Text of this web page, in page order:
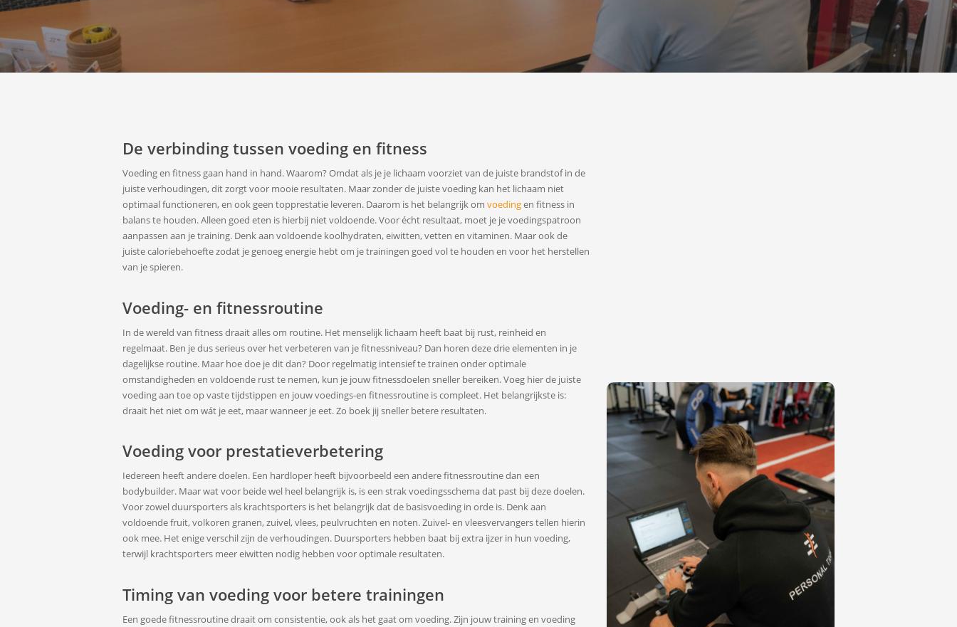
De verbinding tussen voeding en fitness
Voeding en fitness gaan hand in hand. Waarom? Omdat als je je lichaam voorziet van de juiste brandstof in de
juiste verhoudingen, dit zorgt voor mooie resultaten. Maar zonder de juiste voeding kan het lichaam niet
optimaal functioneren, en ook geen topprestatie leveren. Daarom is het belangrijk omvoedingen fitness in
balans te houden. Alleen goed eten is hierbij niet voldoende. Voor écht resultaat, moet je je voedingspatroon
aanpassen aan je training. Denk aan voldoende koolhydraten, eiwitten, vetten en vitaminen. Maar ook de
juiste caloriebehoefte zodat je genoeg energie hebt om je trainingen goed vol te houden en voor het herstellen
van je spieren.
Voeding- en fitnessroutine
In de wereld van fitness draait alles om routine. Het menselijk lichaam heeft baat bij rust, reinheid en
regelmaat. Ben je dus serieus over het verbeteren van je fitnessniveau? Dan horen deze drie elementen in je
dagelijkse routine. Maar hoe doe je dit dan? Door regelmatig intensief te trainen onder optimale
omstandigheden en voldoende rust te nemen, kun je jouw fitnessdoelen sneller bereiken. Voeg hier de juiste
voeding aan toe op vaste tijdstippen en jouw voedings-en fitnessroutine is compleet. Het belangrijkste is:
draait het niet om wát je eet, maar wanneer je eet. Zo boek jij sneller betere resultaten.
Voeding voor prestatieverbetering
Iedereen heeft andere doelen. Een hardloper heeft bijvoorbeeld een andere fitnessroutine dan een
bodybuilder. Maar wat voor beide wel heel belangrijk is, is een strak voedingsschema dat past bij deze doelen.
Voor zowel duursporters als krachtsporters is het belangrijk dat de basisvoeding in orde is. Denk aan
voldoende fruit, volkoren granen, zuivel, vlees, peulvruchten en noten. Zuivel- en vleesvervangers tellen hierin
ook mee. Het enige verschil zijn de verhoudingen. Duursporters hebben baat bij extra ijzer in hun voeding,
terwijl krachtsporters meer eiwitten nodig hebben voor optimale resultaten.
Timing van voeding voor betere trainingen
Een goede fitnessroutine draait om consistentie, ook als het gaat om voeding. Zijn jouw training en voeding